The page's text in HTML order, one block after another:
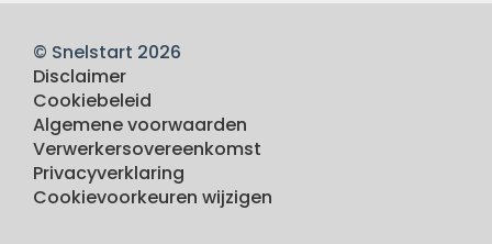
© Snelstart 2026
Disclaimer
Cookiebeleid
Algemene voorwaarden
Verwerkersovereenkomst
Privacyverklaring
Cookievoorkeuren wijzigen